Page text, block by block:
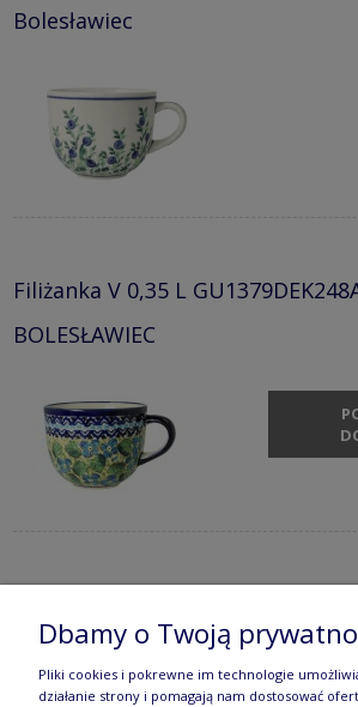
Bolesławiec
Filiżanka V 0,35 L
BOLESŁAWIEC
BOLESŁAWIEC
Dbamy o Twoją
Pliki cookies i pokrewne im technologie
działanie strony i pomagają nam dostosować